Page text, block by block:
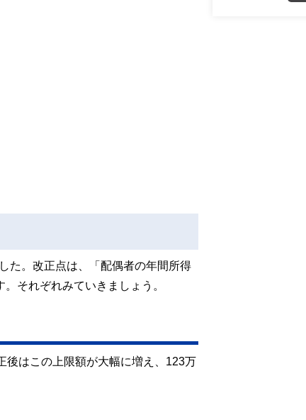
た。改正点は、「配偶者の年間所得
それぞれみていきましょう。
後はこの上限額が大幅に増え、123万